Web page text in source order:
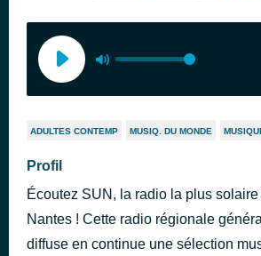
ADULTES CONTEMP MUSIQ. DU MONDE
Profil
Écoutez SUN, la radio la plus
Nantes ! Cette radio régionale
diffuse en continue une sélection